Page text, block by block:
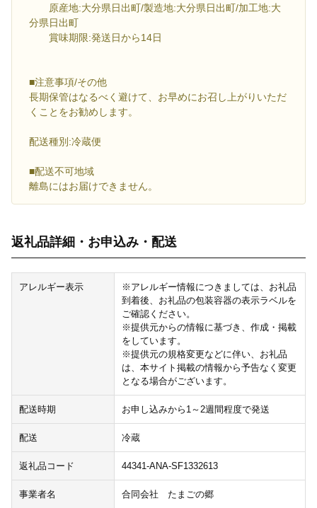
原産地:大分県日出町/製造地:大分県日出町/加工地:大
分県日出町
賞味期限:発送日から14日
■注意事項/その他
長期保管はなるべく避けて、お早めにお召し上がりいただ
くことをお勧めします。
配送種別:冷蔵便
■配送不可地域
離島にはお届けできません。
返礼品詳細・お申込み・配送
アレルギー表示
※アレルギー情報につきましては、お礼品
到着後、お礼品の包装容器の表示ラベルを
ご確認ください。
※提供元からの情報に基づき、作成・掲載
をしています。
※提供元の規格変更などに伴い、お礼品
は、本サイト掲載の情報から予告なく変更
となる場合がございます。
配送時期 お申し込みから1～2週間程度で発送
配送 冷蔵
返礼品コード 44341-ANA-SF1332613
事業者名 合同会社 たまごの郷